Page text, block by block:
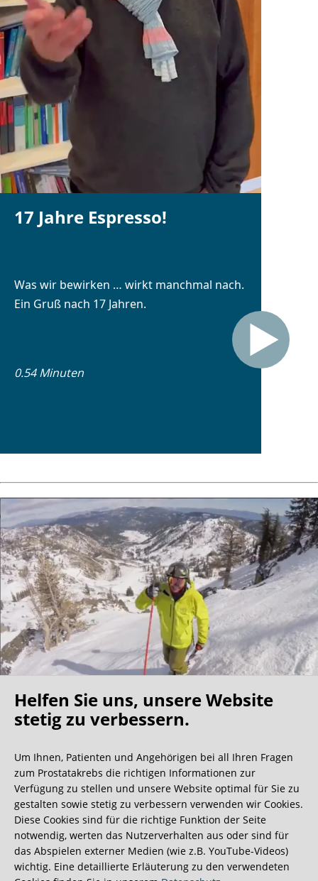
17 Jahre Espresso!
Was wir bewirken … wirkt manchmal nach.
Ein Gruß nach 17 Jahren.
0.54 Minuten
Oh what a ride!
Wir bekommen ja viele tolle Gästebucheinträge,
aber dieser ist doch sehr ungewöhnlich.
0:40 Minuten
Helfen Sie uns, unsere Website
stetig zu verbessern.
Um Ihnen, Patienten und Angehörigen bei all Ihren Fragen
zum Prostatakrebs die richtigen Informationen zur
Verfügung zu stellen und unsere Website optimal für Sie zu
gestalten sowie stetig zu verbessern verwenden wir Cookies.
Diese Cookies sind für die richtige Funktion der Seite
notwendig, werten das Nutzerverhalten aus oder sind für
das Abspielen externer Medien (wie z.B. YouTube-Videos)
wichtig. Eine detaillierte Erläuterung zu den verwendeten